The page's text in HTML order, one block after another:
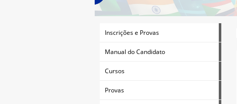
Inscrições e Provas
Manual do Candidato
Cursos
Provas